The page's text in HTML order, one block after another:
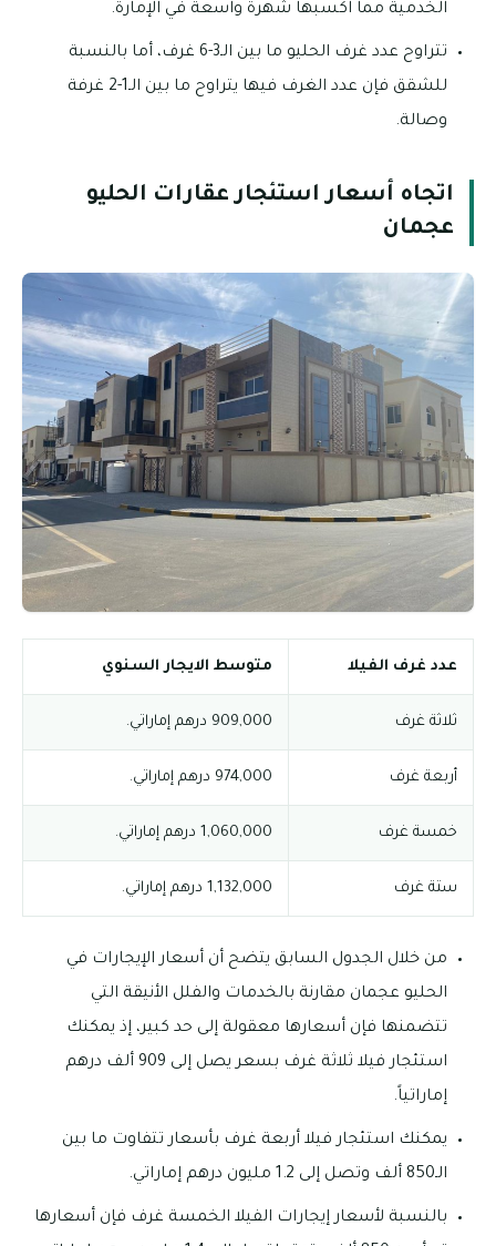
الخدمية مما اكسبها شهرة واسعة في الإمارة.
تتراوح عدد غرف الحليو ما بين الـ3-6 غرف، أما بالنسبة
للشقق فإن عدد الغرف فيها يتراوح ما بين الـ1-2 غرفة
وصالة.
اتجاه أسعار استئجار عقارات الحليو
عجمان
عدد غرف الفيلا متوسط الايجار السنوي
ثلاثة غرف 909,000 درهم إماراتي.
أربعة غرف 974,000 درهم إماراتي.
خمسة غرف 1,060,000 درهم إماراتي.
ستة غرف 1,132,000 درهم إماراتي.
من خلال الجدول السابق يتضح أن أسعار الإيجارات في
الحليو عجمان مقارنة بالخدمات والفلل الأنيقة التي
تتضمنها فإن أسعارها معقولة إلى حد كبير، إذ يمكنك
استئجار فيلا ثلاثة غرف بسعر يصل إلى 909 ألف درهم
إماراتياً.
يمكنك استئجار فيلا أربعة غرف بأسعار تتفاوت ما بين
الـ850 ألف وتصل إلى 1.2 مليون درهم إماراتي.
بالنسبة لأسعار إيجارات الفيلا الخمسة غرف فإن أسعارها